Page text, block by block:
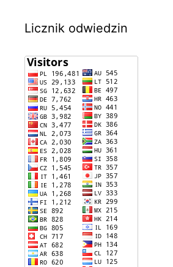
Licznik odwiedzin